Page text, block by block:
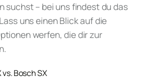
suchst – bei uns findest du das
uns einen Blick auf die
werfen, die dir zur
Bosch SX